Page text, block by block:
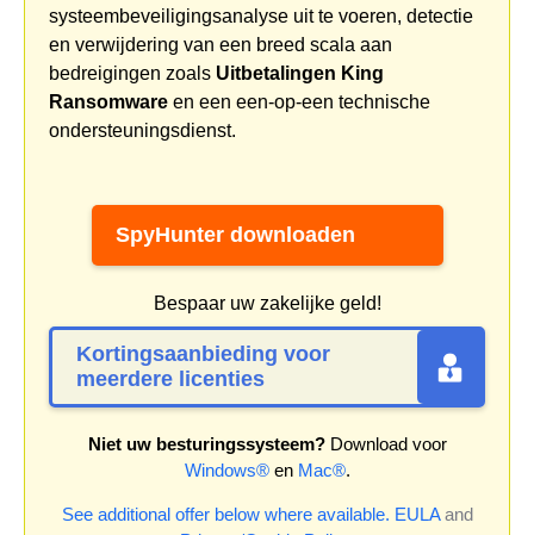
systeembeveiligingsanalyse uit te voeren, detectie
en verwijdering van een breed scala aan
bedreigingen zoals Uitbetalingen King
Ransomware en een een-op-een technische
ondersteuningsdienst.
SpyHunter downloaden
Bespaar uw zakelijke geld!
Kortingsaanbieding voor
meerdere licenties
Niet uw besturingssysteem?Download voor
Windows®en Mac®.
See additional offer below where available. EULAand